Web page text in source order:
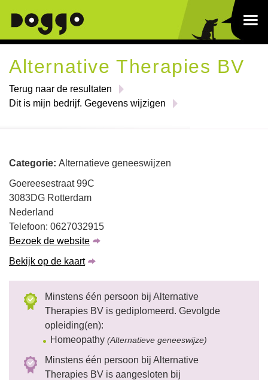
Alternative Therapies BV
Terug naar de resultaten
Dit is mijn bedrijf. Gegevens wijzigen
Categorie: Alternatieve geneeswijzen
Goereesestraat 99C
3083DG Rotterdam
Nederland
Telefoon: 0627032915
Bezoek de website
Bekijk op de kaart
Minstens één persoon bij Alternative
Therapies BV is gediplomeerd. Gevolgde
opleiding(en):
Homeopathy (Alternatieve geneeswijze)
Minstens één persoon bij Alternative
Therapies BV is aangesloten bij